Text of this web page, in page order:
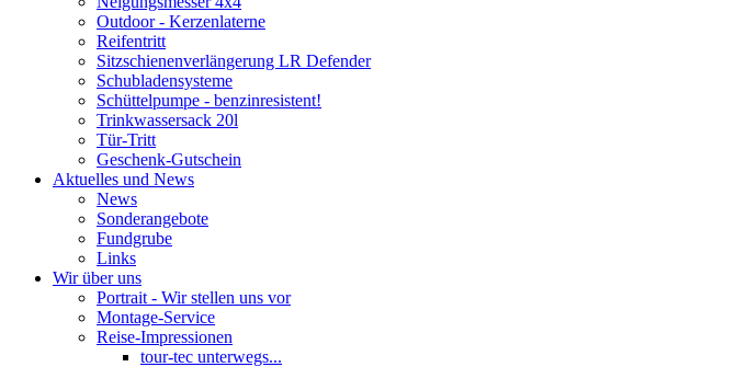
Outdoor - Kerzenlaterne
Reifentritt
Sitzschienenverlängerung LR Defender
Schubladensysteme
Schüttelpumpe - benzinresistent!
Trinkwassersack 20l
Tür-Tritt
Geschenk-Gutschein
Aktuelles und News
News
Sonderangebote
Fundgrube
Links
Wir über uns
Portrait - Wir stellen uns vor
Montage-Service
Reise-Impressionen
tour-tec unterwegs...